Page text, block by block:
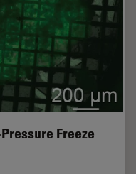
Freeze